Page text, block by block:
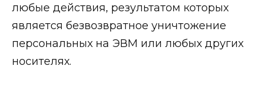
любые действия, результатом которых
является безвозвратное уничтожение
персональных на ЭВМ или любых других
носителях.